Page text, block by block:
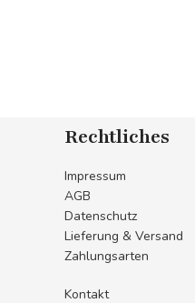
Rechtliches
Impressum
AGB
Datenschutz
Lieferung & Versand
Zahlungsarten
Kontakt